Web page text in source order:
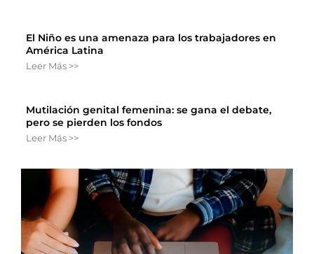
El Niño es una amenaza para los trabajadores en
América Latina
Leer Más >>
Mutilación genital femenina: se gana el debate,
pero se pierden los fondos
Leer Más >>